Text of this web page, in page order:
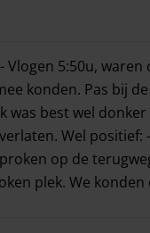
vooraf op de
Vlogen 5:50u,
konden. Pas bij
was best wel
Wel
op de
plek. We